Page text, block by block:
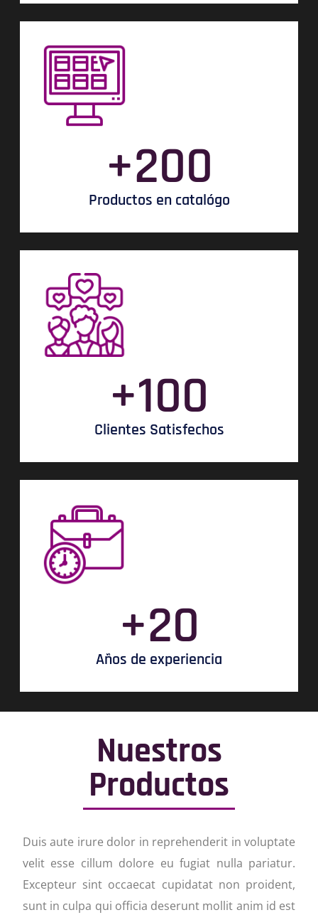
Años de experiencia
+20
Clientes Satisfechos
+100
Productos en catalógo
+200
Nuestros
Productos
Duis aute irure dolor in reprehenderit in voluptate
velit esse cillum dolore eu fugiat nulla pariatur.
Excepteur sint occaecat cupidatat non proident,
sunt in culpa qui officia deserunt mollit anim id est